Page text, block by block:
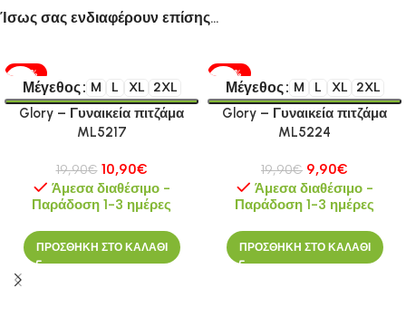
Ίσως σας ενδιαφέρουν επίσης…
-45%
Μέγεθος M L XL 2XL
Glory – Γυναικεία πιτζάμα
ML5217
19,90€ 10,90€
Άμεσα διαθέσιμο -
Παράδοση 1-3 ημέρες
ΠΡΟΣΘΗΚΗ ΣΤΟ ΚΑΛΑΘΙ
-50%
Μέγεθος M L XL 2XL
Glory – Γυναικεία πιτζάμα
ML5224
19,90€ 9,90€
Άμεσα διαθέσιμο -
Παράδοση 1-3 ημέρες
ΠΡΟΣΘΗΚΗ ΣΤΟ ΚΑΛΑΘΙ